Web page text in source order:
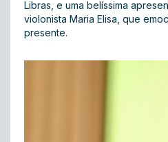
Libras, e uma belíssima
violonista Maria Elisa, que
presente.